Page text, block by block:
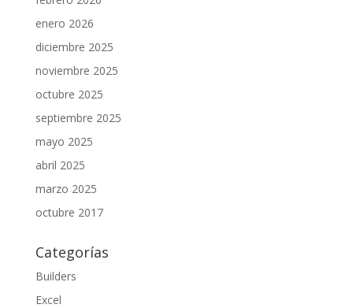
enero 2026
diciembre 2025
noviembre 2025
octubre 2025
septiembre 2025
mayo 2025
abril 2025
marzo 2025
octubre 2017
Categorías
Builders
Excel